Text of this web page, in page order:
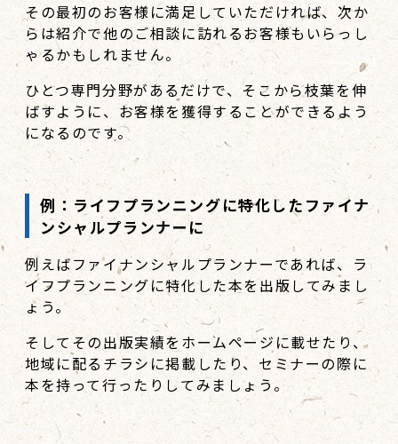
その最初のお客様に満足していただければ、次か
らは紹介で他のご相談に訪れるお客様もいらっし
ゃるかもしれません。
ひとつ専門分野があるだけで、そこから枝葉を伸
ばすように、お客様を獲得することができるよう
になるのです。
例：ライフプランニングに特化したファイナ
ンシャルプランナーに
例えばファイナンシャルプランナーであれば、ラ
イフプランニングに特化した本を出版してみまし
ょう。
そしてその出版実績をホームページに載せたり、
地域に配るチラシに掲載したり、セミナーの際に
本を持って行ったりしてみましょう。